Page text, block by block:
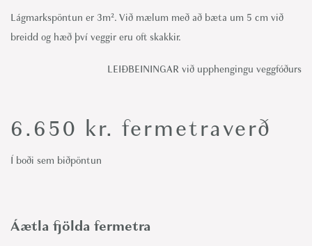
6.650 kr. fermetraverð
Lágmarkspöntun er 3m². Við mælum með að bæta um 5 cm við
breidd og hæð því veggir eru oft skakkir.
LEIÐBEININGAR við upphengingu veggfóðurs
Í boði sem biðpöntun
Áætla fjölda fermetra